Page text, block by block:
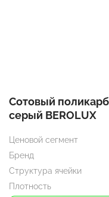
Сотовый
серый BEROLUX
Ценовой сегмент
Бренд
Структура ячейки
Плотность